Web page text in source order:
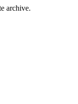
archive.